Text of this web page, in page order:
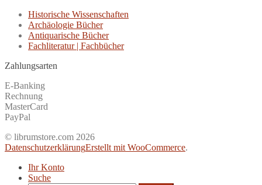
Historische Wissenschaften
Archäologie Bücher
Antiquarische Bücher
Fachliteratur | Fachbücher
Zahlungsarten
E-Banking
Rechnung
MasterCard
PayPal
© librumstore.com 2026
DatenschutzerklärungErstellt mit WooCommerce.
Ihr Konto
Suche